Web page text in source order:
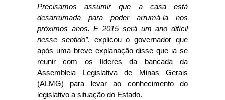
Precisamos assumir que a casa está
desarrumada para poder arrumá-la nos
próximos anos. E 2015 será um ano difícil
nesse sentido”, explicou o governador que
após uma breve explanação disse que ia se
reunir com os líderes da bancada da
Assembleia Legislativa de Minas Gerais
(ALMG) para levar ao conhecimento do
legislativo a situação do Estado.